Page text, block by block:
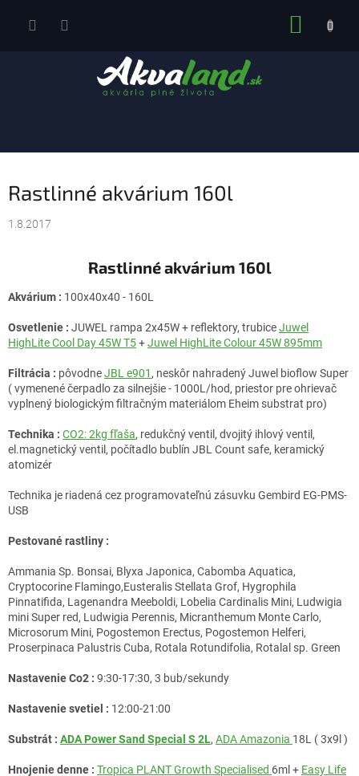
Rastlinné akvárium 160l
1.8.2017
Rastlinné akvárium 160l
Akvárium : 100x40x40 - 160L
Osvetlenie : JUWEL rampa 2x45W + reflektory, trubiceJuwel
HighLite Cool Day 45W T5+Juwel HighLite Colour 45W 895mm
Filtrácia : pôvodneJBL e901 , neskôr nahradený Juwel bioflow Super
( vymenené čerpadlo za silnejšie - 1000L/hod, priestor pre ohrievač
vyplnený biologickým filtračným materiálom Eheim substrat pro)
Technika : CO2: 2kg fľaša, redukčný ventil, dvojitý ihlový ventil,
el.magnetický ventil, počítadlo bublín JBL Count safe, keramický
atomizér
Technika je riadená cez programovateľnú zásuvku Gembird EG-PMS-
USB
Pestované rastliny :
Ammania Sp. Bonsai, Blyxa Japonica, Cabomba Aquatica,
Cryptocorine Flamingo,Eusteralis Stellata Grof, Hygrophila
Pinnatifida, Lagenandra Meeboldi, Lobelia Cardinalis Mini, Ludwigia
mini Super red, Ludwigia Perennis, Micranthemum Monte Carlo,
Microsorum Mini, Pogostemon Erectus, Pogostemon Helferi,
Proserpinaca Palustris Cuba, Rotala Rotundifolia, Rotalal sp. Green
Nastavenie Co2 : 9:30-17:30, 3 bub/sekundy
Nastavenie svetiel : 12:00-21:00
Substrát : ADA Power Sand Special S 2L, ADA Amazonia 18L ( 3x9l )
Hnojenie denne : Tropica PLANT Growth Specialised 6ml + Easy Life